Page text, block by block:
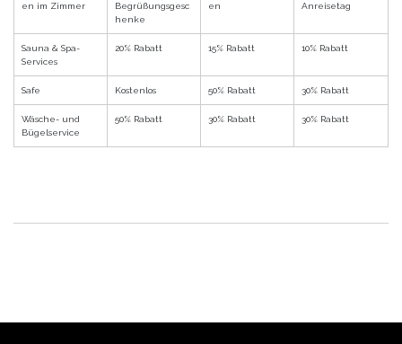
en im Zimmer
Begrüßungsgesc
henke
en
Anreisetag
Sauna & Spa-
Services
20% Rabatt 15% Rabatt 10% Rabatt
Safe Kostenlos 50% Rabatt 30% Rabatt
Wäsche- und
Bügelservice
50% Rabatt 30% Rabatt 30% Rabatt